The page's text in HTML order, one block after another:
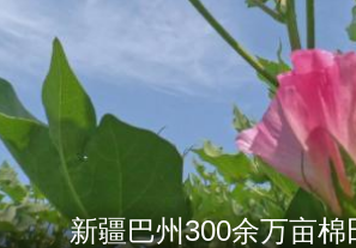
来听！著名评书表演艺术家
新疆巴州300余万亩棉